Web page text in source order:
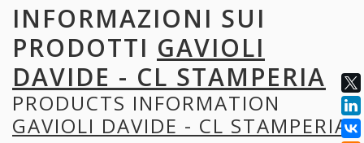
INFORMAZIONI SUI
PRODOTTI GAVIOLI
DAVIDE - CL STAMPERIA
PRODUCTS INFORMATION
GAVIOLI DAVIDE - CL STAMPERIA